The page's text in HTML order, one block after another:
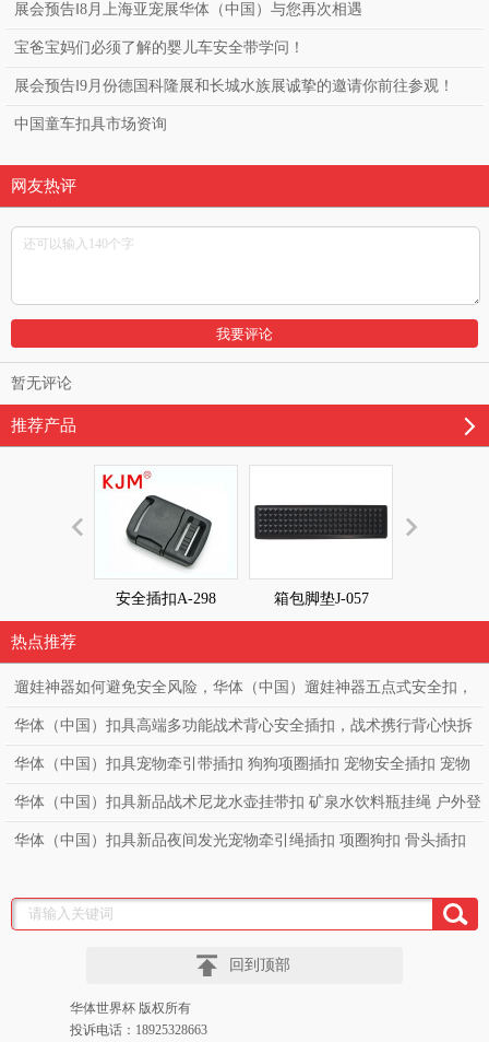
展会预告‖8月上海亚宠展华体（中国）与您再次相遇
宝爸宝妈们必须了解的婴儿车安全带学问！
展会预告‖9月份德国科隆展和长城水族展诚挚的邀请你前往参观！
中国童车扣具市场资询
网友热评
暂无评论
推荐产品
安全插扣A-298 箱包脚垫J-057
热点推荐
遛娃神器如何避免安全风险，华体（中国）遛娃神器五点式安全扣，
高端童车必备亲肤款童车安全扣。
华体（中国）扣具高端多功能战术背心安全插扣，战术携行背心快拆
扣，勤务透气战术背心调节扣，突击战术马甲快拆扣
华体（中国）扣具宠物牵引带插扣 狗狗项圈插扣 宠物安全插扣 宠物
项圈狗带可贴LOGO 塑料插扣
华体（中国）扣具新品战术尼龙水壶挂带扣 矿泉水饮料瓶挂绳 户外登
山水瓶扣挂绳 多功能织带腰带扣
华体（中国）扣具新品夜间发光宠物牵引绳插扣 项圈狗扣 骨头插扣
回到顶部
华体世界杯 版权所有
投诉电话：18925328663